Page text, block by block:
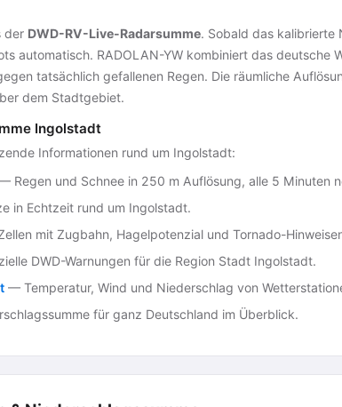
der DWD-RV-Live-Radarsumme. Sobald das kalibrierte
automatisch. RADOLAN-YW kombiniert das deutsche
tatsächlich gefallenen Regen. Die räumliche
dem Stadtgebiet.
Ingolstadt
Informationen rund um Ingolstadt:
Regen und Schnee in 250 m Auflösung, alle 5 Minuten
in Echtzeit rund um Ingolstadt.
mit Zugbahn, Hagelpotenzial und Tornado-
DWD-Warnungen für die Region Stadt Ingolstadt.
— Temperatur, Wind und Niederschlag von
für ganz Deutschland im Überblick.